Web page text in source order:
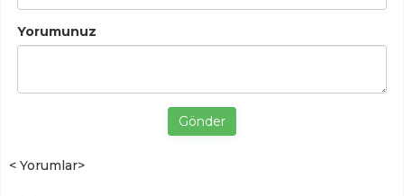
Yorumunuz
Gönder
< Yorumlar>